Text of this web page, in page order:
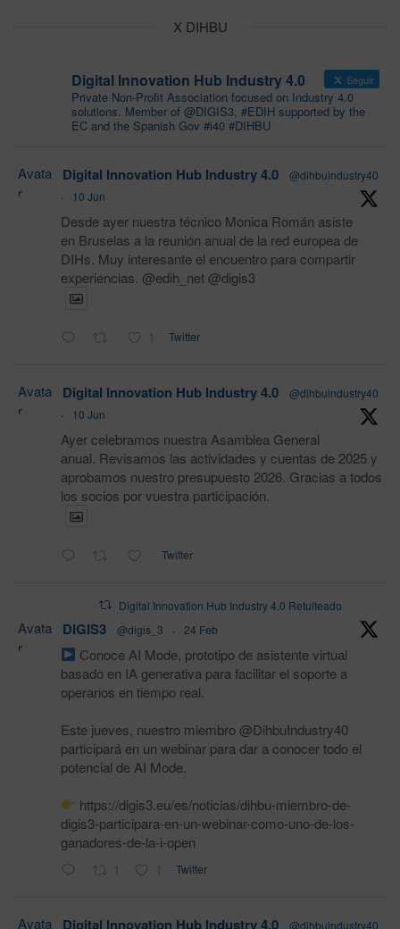
X DIHBU
Digital Innovation Hub Industry 4.0 Seguir
Private Non-Profit Association focused on Industry 4.0
solutions. Member of @DIGIS3, #EDIH supported by the
EC and the Spanish Gov #i40 #DIHBU
Avata
r
Digital Innovation Hub Industry 4.0
@dihbuindustry40
·
10 Jun
Desde ayer nuestra técnico Monica Román asiste
en Bruselas a la reunión anual de la red europea de
DIHs. Muy interesante el encuentro para compartir
experiencias. @edih_net @digis3
1 Twitter
Avata
r
Digital Innovation Hub Industry 4.0
@dihbuindustry40
·
10 Jun
Ayer celebramos nuestra Asamblea General
anual. Revisamos las actividades y cuentas de 2025 y
aprobamos nuestro presupuesto 2026. Gracias a todos
los socios por vuestra participación.
Twitter
Digital Innovation Hub Industry 4.0 Retuiteado
Avata
r
DIGIS3 @digis_3 · 24 Feb
Conoce AI Mode, prototipo de asistente virtual
basado en IA generativa para facilitar el soporte a
operarios en tiempo real.
Este jueves, nuestro miembro @DihbuIndustry40
participará en un webinar para dar a conocer todo el
potencial de AI Mode.
https://digis3.eu/es/noticias/dihbu-miembro-de-
digis3-participara-en-un-webinar-como-uno-de-los-
ganadores-de-la-i-open
1 1 Twitter
Avata Digital Innovation Hub Industry 4.0 @dihbuindustry40